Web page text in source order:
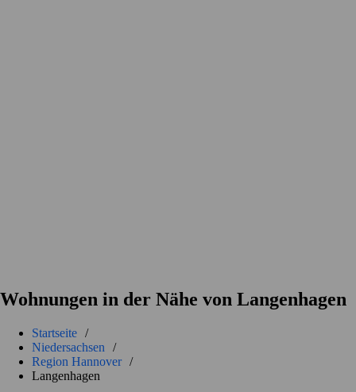
Wohnungen in der Nähe von Langenhagen
Startseite /
Niedersachsen
/
Region Hannover /
Langenhagen